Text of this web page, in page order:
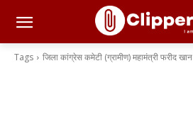
Tags जिला कांग्रेस कमेटी (ग्रामीण) महामंत्री फरीद खान